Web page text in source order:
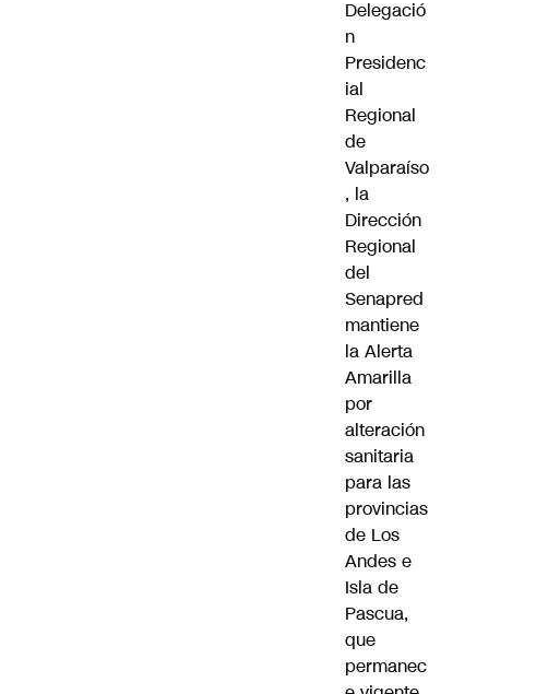
Delegació
n
Presidenc
ial
Regional
de
Valparaíso
, la
Dirección
Regional
del
Senapred
mantiene
la Alerta
Amarilla
por
alteración
sanitaria
para las
provincias
de Los
Andes e
Isla de
Pascua,
que
permanec